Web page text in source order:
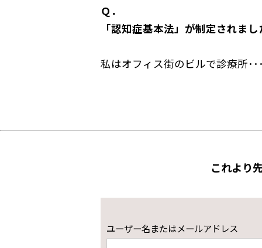
Ｑ．
「認知症基本法」が制定されま
私はオフィス街のビルで診療所･･
これより
ユーザー名またはメールアドレス